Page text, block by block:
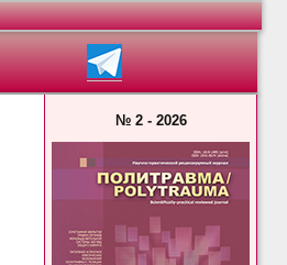
№ 2 - 2026